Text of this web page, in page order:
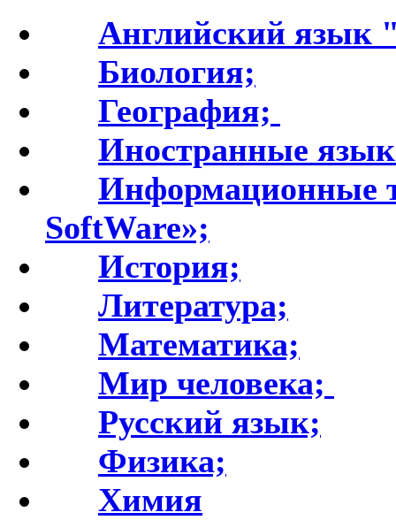
Английский
Биология;
География;
Иностранные
Информационные
SoftWare»;
История;
Литература;
Математика;
Мир человека;
Русский язык;
Физика;
Химия